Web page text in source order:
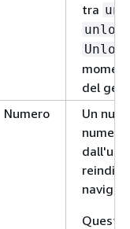
tra
del
Numero
Un
Questo